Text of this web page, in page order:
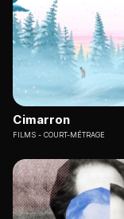
Cimarron
FILMS COURT-MÉTRAGE